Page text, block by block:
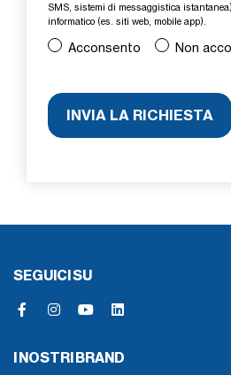
SMS, sistemi di messaggistica
informatico (es. siti web, mobile app).
Acconsento Non
SEGUICI SU
I NOSTRI BRAND